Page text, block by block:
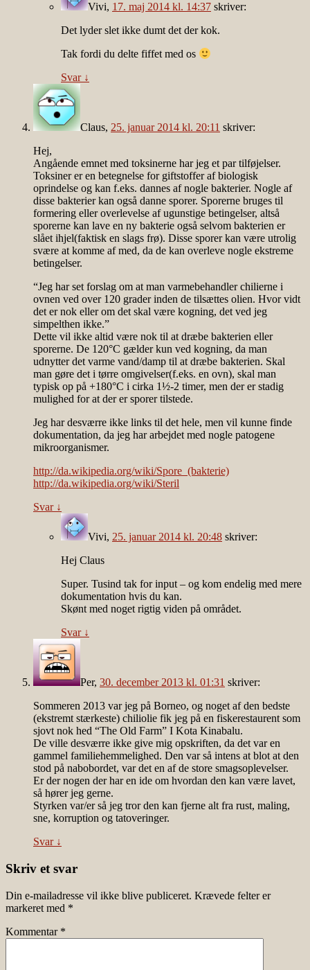
Vivi, 17. maj 2014 kl. 14:37 skriver:
Det lyder slet ikke dumt det der kok.
Tak fordi du delte fiffet med os
Svar ↓
Claus, 25. januar 2014 kl. 20:11 skriver:
Hej,
Angående emnet med toksinerne har jeg et par tilføjelser.
Toksiner er en betegnelse for giftstoffer af biologisk
oprindelse og kan f.eks. dannes af nogle bakterier. Nogle af
disse bakterier kan også danne sporer. Sporerne bruges til
formering eller overlevelse af ugunstige betingelser, altså
sporerne kan lave en ny bakterie også selvom bakterien er
slået ihjel(faktisk en slags frø). Disse sporer kan være utrolig
svære at komme af med, da de kan overleve nogle ekstreme
betingelser.
“Jeg har set forslag om at man varmebehandler chilierne i
ovnen ved over 120 grader inden de tilsættes olien. Hvor vidt
det er nok eller om det skal være kogning, det ved jeg
simpelthen ikke.”
Dette vil ikke altid være nok til at dræbe bakterien eller
sporerne. De 120°C gælder kun ved kogning, da man
udnytter det varme vand/damp til at dræbe bakterien. Skal
man gøre det i tørre omgivelser(f.eks. en ovn), skal man
typisk op på +180°C i cirka 1½-2 timer, men der er stadig
mulighed for at der er sporer tilstede.
Jeg har desværre ikke links til det hele, men vil kunne finde
dokumentation, da jeg har arbejdet med nogle patogene
mikroorganismer.
http://da.wikipedia.org/wiki/Spore_(bakterie)
http://da.wikipedia.org/wiki/Steril
Svar ↓
Vivi, 25. januar 2014 kl. 20:48 skriver:
Hej Claus
Super. Tusind tak for input – og kom endelig med mere
dokumentation hvis du kan.
Skønt med noget rigtig viden på området.
Svar ↓
Per, 30. december 2013 kl. 01:31 skriver:
Sommeren 2013 var jeg på Borneo, og noget af den bedste
(ekstremt stærkeste) chiliolie fik jeg på en fiskerestaurent som
sjovt nok hed “The Old Farm” I Kota Kinabalu.
De ville desværre ikke give mig opskriften, da det var en
gammel familiehemmelighed. Den var så intens at blot at den
stod på nabobordet, var det en af de store smagsoplevelser.
Er der nogen der har en ide om hvordan den kan være lavet,
så hører jeg gerne.
Styrken var/er så jeg tror den kan fjerne alt fra rust, maling,
sne, korruption og tatoveringer.
Svar ↓
Skriv et svar
Din e-mailadresse vil ikke blive publiceret. Krævede felter er
markeret med *
Kommentar *